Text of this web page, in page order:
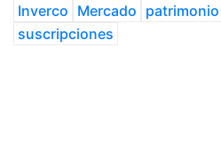
Inverco Mercado patrimonio
suscripciones